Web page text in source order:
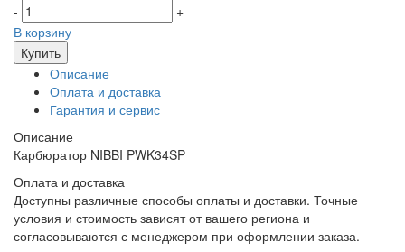
-
+
В корзину
Купить
Описание
Оплата и доставка
Гарантия и сервис
Описание
Карбюратор NIBBI PWK34SP
Оплата и доставка
Доступны различные способы оплаты и доставки. Точные
условия и стоимость зависят от вашего региона и
согласовываются с менеджером при оформлении заказа.